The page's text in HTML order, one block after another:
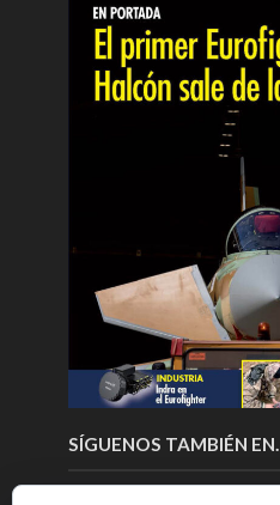
SÍGUENOS TAMBIÉN EN…